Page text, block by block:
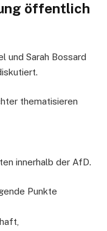
öffentlich
und Sarah Bossard
thematisieren
innerhalb der AfD.
Punkte